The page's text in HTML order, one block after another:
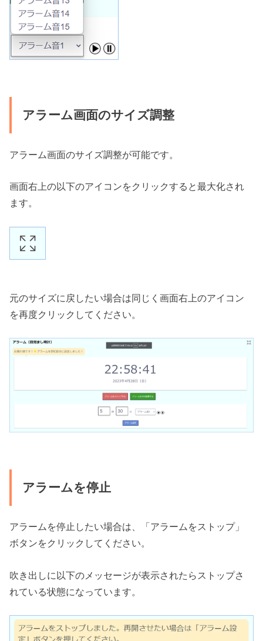
アラーム画面のサイズ調整
アラーム画面のサイズ調整が可能です。
画面右上の以下のアイコンをクリックすると最大化され
ます。
元のサイズに戻したい場合は同じく画面右上のアイコン
を再度クリックしてください。
アラームを停止
アラームを停止したい場合は、「アラームをストップ」
ボタンをクリックしてください。
吹き出しに以下のメッセージが表示されたらストップさ
れている状態になっています。